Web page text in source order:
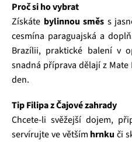
Proč si ho vybrat
Získáte bylinnou směs s
cesmína paraguajská a
Brazílii, praktické balení v
snadná příprava dělají z
den.
Tip Filipa z Čajové zahrady
Chcete-li svěžejší dojem,
servírujte ve větším hrnku či